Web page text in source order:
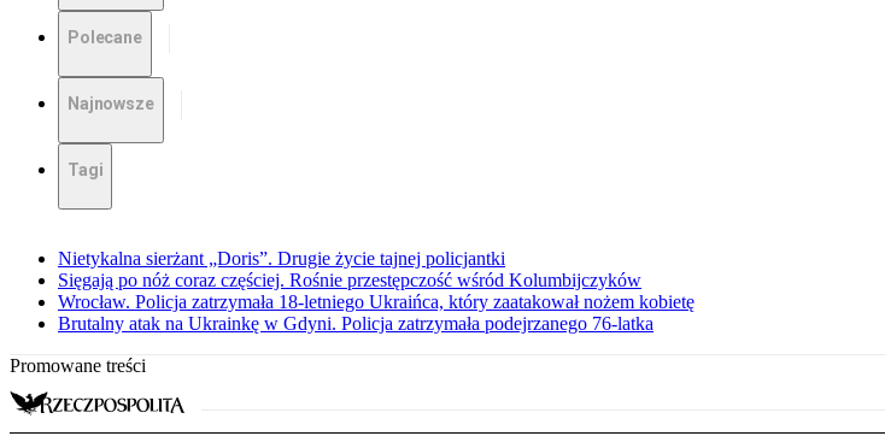
Polecane
Najnowsze
Tagi
Nietykalna sierżant „Doris”. Drugie życie tajnej policjantki
Sięgają po nóż coraz częściej. Rośnie przestępczość wśród Kolumbijczyków
Wrocław. Policja zatrzymała 18-letniego Ukraińca, który zaatakował nożem kobietę
Brutalny atak na Ukrainkę w Gdyni. Policja zatrzymała podejrzanego 76-latka
Promowane treści